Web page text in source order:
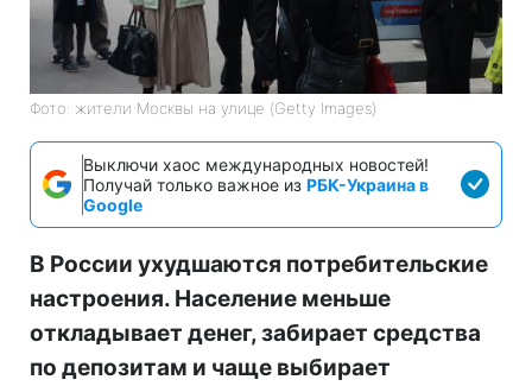
Фото: жители Москвы на улице (Getty Images)
Выключи хаос международных новостей!
Получай только важное из РБК-Украина в
Google
В России ухудшаются потребительские
настроения. Население меньше
откладывает денег, забирает средства
по депозитам и чаще выбирает